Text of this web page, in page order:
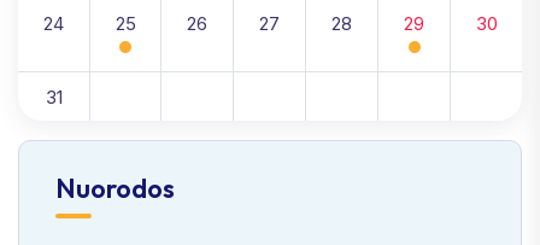
24 25 26 27 28 29 30
31
Nuorodos